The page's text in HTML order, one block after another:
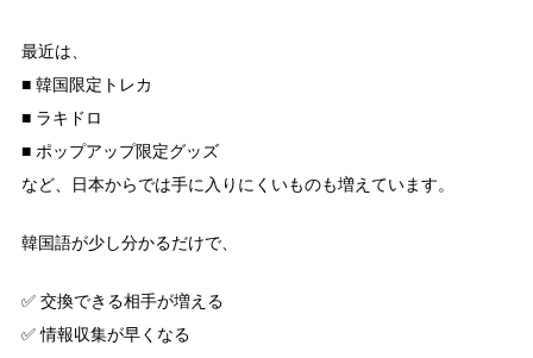
最近は、
■ 韓国限定トレカ
■ ラキドロ
■ ポップアップ限定グッズ
など、日本からでは手に入りにくいものも増えています。
韓国語が少し分かるだけで、
✅ 交換できる相手が増える
✅ 情報収集が早くなる